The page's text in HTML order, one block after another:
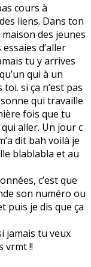
cours à
liens. Dans ton
des jeunes
d’aller
tu y arrives
qui à un
si ça n’est pas
qui travaille
fois que tu
aller. Un jour c
dit bah voilà je
blablabla et au
c’est que
son numéro ou
puis je dis que ça
jamais tu veux
vrmt !!